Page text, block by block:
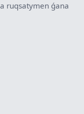
ruqsatymen ǵana